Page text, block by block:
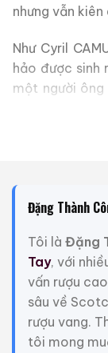
nhưng vẫn
Như Cyril
hảo được sinh
một người
văn hóa cổ
CAMUS.
cách những
trộn hoàn
chuyên môn
tay kể từ thế
Sự pha trộn
Champagne,
Đặng Thành
Tôi là Đặng
Tay, với
vấn rượu
sâu về
rượu vang.
tôi mong